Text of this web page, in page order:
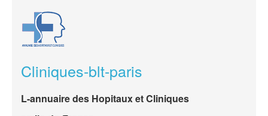
Cliniques-blt-paris
L-annuaire des Hopitaux et Cliniques